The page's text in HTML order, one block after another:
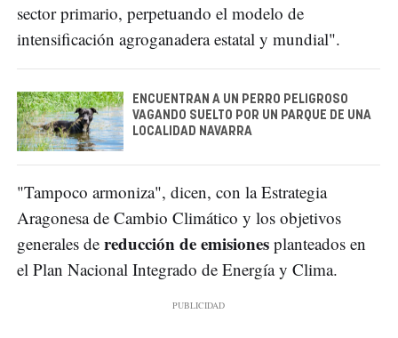
sector primario, perpetuando el modelo de
intensificación agroganadera estatal y mundial".
ENCUENTRAN A UN PERRO PELIGROSO
VAGANDO SUELTO POR UN PARQUE DE UNA
LOCALIDAD NAVARRA
"Tampoco armoniza", dicen, con la Estrategia
Aragonesa de Cambio Climático y los objetivos
generales de reducción de emisiones planteados en
el Plan Nacional Integrado de Energía y Clima.